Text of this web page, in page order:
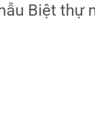
Biệt thự